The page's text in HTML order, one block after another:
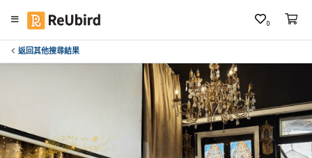
0
返回其他搜尋結果
繁
登